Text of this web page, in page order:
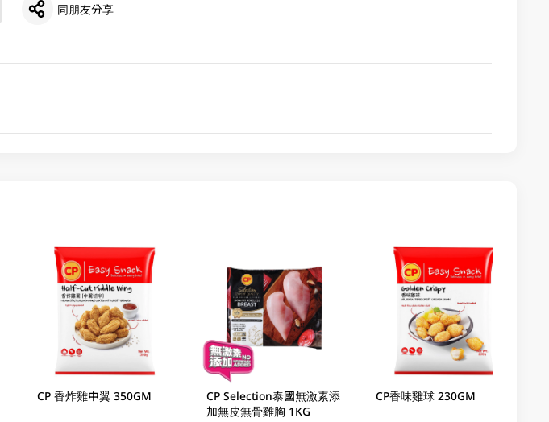
同朋友分享
CP 香炸雞中翼 350GM
CP Selection泰國無激素添
加無皮無骨雞胸 1KG
CP香味雞球 230GM